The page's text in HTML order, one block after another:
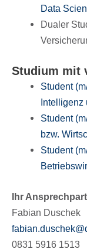
Data
Dualer
Studium mit
Student
Intel­li­genz
Student
bzw.
Student
Ihr
Fabian Duschek
0831 5916 1513